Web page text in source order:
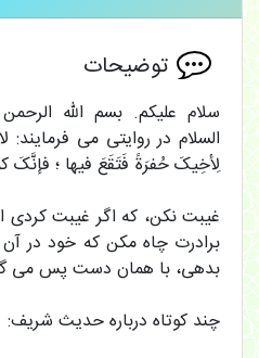
توضیحات
سلام علیکم. بسم الله
السلام در روایتی می
لِأخِیکَ حُفرَةً فَتَقَعَ فیها ؛ فإنَّکَ
غیبت نکن، که اگر غیبت
برادرت چاه مکن که خود در
بدهى، با همان دست پس مى
چند کوتاه درباره حدیث شریف: